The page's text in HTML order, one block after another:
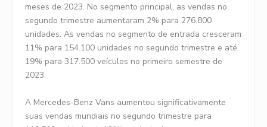
meses de 2023. No segmento principal, as vendas no
segundo trimestre aumentaram 2% para 276.800
unidades. As vendas no segmento de entrada cresceram
11% para 154.100 unidades no segundo trimestre e até
19% para 317.500 veículos no primeiro semestre de
2023.
A Mercedes-Benz Vans aumentou significativamente
suas vendas mundiais no segundo trimestre para